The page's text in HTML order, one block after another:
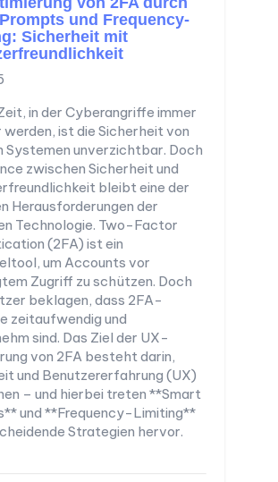
und Frequency-
Sicherheit mit
in der Cyberangriffe immer
werden, ist die Sicherheit von
Systemen unverzichtbar. Doch
zwischen Sicherheit und
bleibt eine der
Herausforderungen der
Technologie. Two-Factor
(2FA) ist ein
um Accounts vor
Zugriff zu schützen. Doch
beklagen, dass 2FA-
zeitaufwendig und
sind. Das Ziel der UX-
von 2FA besteht darin,
und Benutzererfahrung (UX)
– und hierbei treten **Smart
und **Frequency-Limiting**
Strategien hervor.